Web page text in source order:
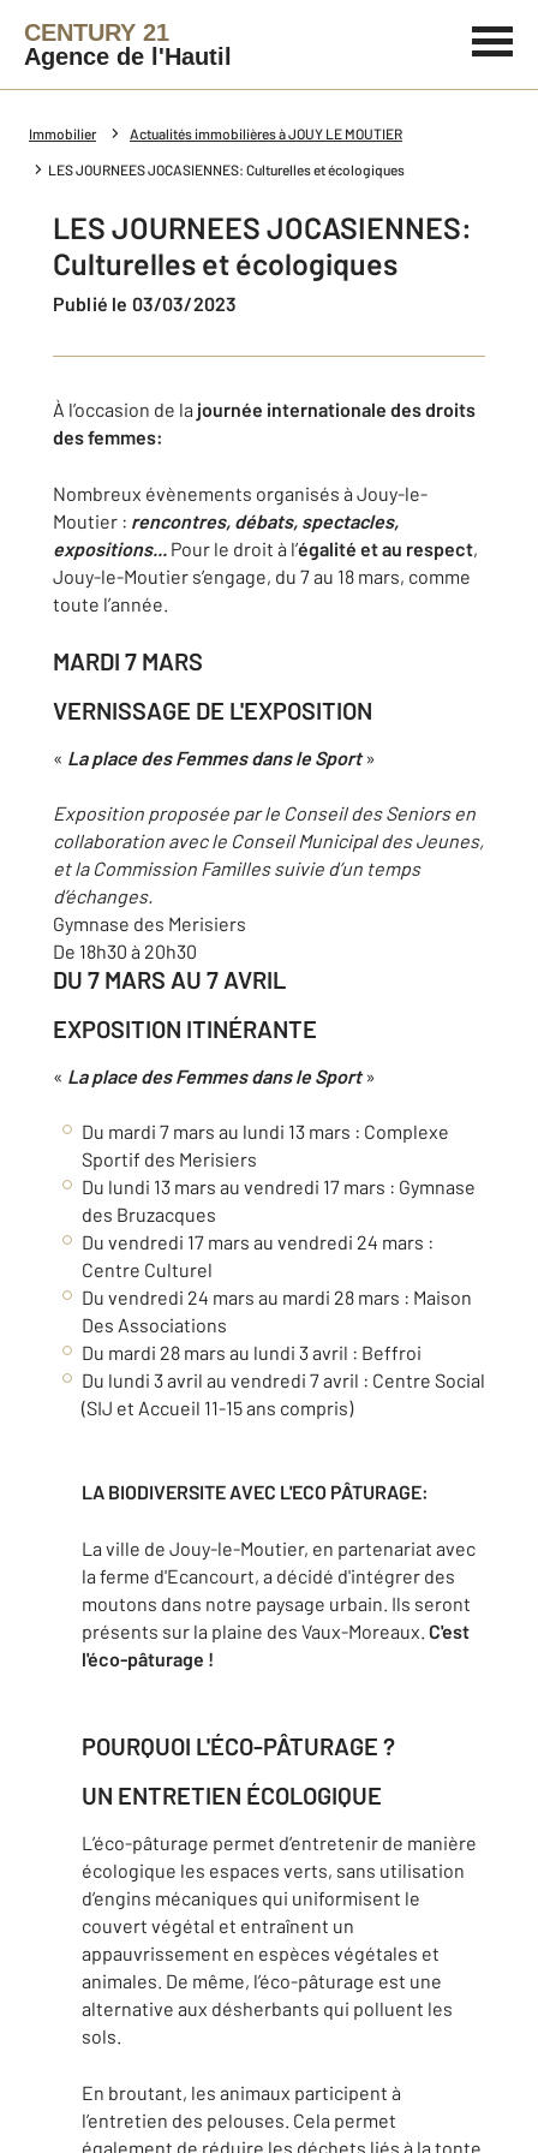
CENTURY 21
Agence de l'Hautil
Immobilier Actualités immobilières à JOUY LE MOUTIER
LES JOURNEES JOCASIENNES: Culturelles et écologiques
LES JOURNEES JOCASIENNES:
Culturelles et écologiques
Publié le 03/03/2023
À l’occasion de la journée internationale des droits
des femmes:
Nombreux évènements organisés à Jouy-le-
Moutier : rencontres, débats, spectacles,
expositions... Pour le droit à l’égalité et au respect,
Jouy-le-Moutier s’engage, du 7 au 18 mars, comme
toute l’année.
MARDI 7 MARS
VERNISSAGE DE L'EXPOSITION
« La place des Femmes dansle Sport»
Exposition proposée par le Conseil des Seniors en
collaboration avec le Conseil Municipal des Jeunes,
et la Commission Familles suivie d’un temps
d’échanges.
Gymnase des Merisiers
De 18h30 à 20h30
DU 7 MARS AU 7 AVRIL
EXPOSITION ITINÉRANTE
« La place des Femmes dansle Sport»
Du mardi 7 mars au lundi 13 mars : Complexe
Sportif des Merisiers
Du lundi 13 mars au vendredi 17 mars : Gymnase
des Bruzacques
Du vendredi 17 mars au vendredi 24 mars :
Centre Culturel
Du vendredi 24 mars au mardi 28 mars : Maison
Des Associations
Du mardi 28 mars au lundi 3 avril : Beffroi
Du lundi 3 avril au vendredi 7 avril : Centre Social
(SIJ et Accueil 11-15 ans compris)
LA BIODIVERSITE AVEC L'ECO PÂTURAGE:
La ville de Jouy-le-Moutier, en partenariat avec
la ferme d'Ecancourt, a décidé d'intégrer des
moutons dans notre paysage urbain. Ils seront
présents sur la plaine des Vaux-Moreaux. C'est
l'éco-pâturage !
POURQUOI L'ÉCO-PÂTURAGE ?
UN ENTRETIEN ÉCOLOGIQUE
L’éco-pâturage permet d’entretenir de manière
écologique les espaces verts, sans utilisation
d’engins mécaniques qui uniformisent le
couvert végétal et entraînent un
appauvrissement en espèces végétales et
animales. De même, l’éco-pâturage est une
alternative aux désherbants qui polluent les
sols.
En broutant, les animaux participent à
l’entretien des pelouses. Cela permet
également de réduire les déchets liés à la tonte